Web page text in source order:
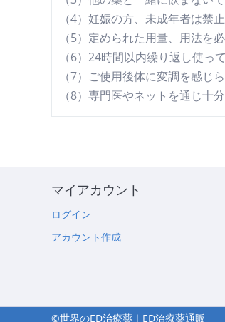
（4）妊娠の方、未成年者は禁止
（5）定められた用量、用法を
（6）24時間以内繰り返し使っ
（7）ご使用後体に変調を感じ
（8）専門医やネットを通じ十
マイアカウント
ログイン
アカウント作成
©世界のED治療薬｜ED治療薬通販